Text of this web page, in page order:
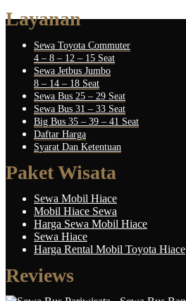
Layanan
Sewa Toyota Commuter
4 – 8 – 12 – 15 Seat
Sewa Jetbus Jumbo
8 – 14 – 18 Seat
Sewa Bus 25 – 29 Seat
Sewa Bus 31 – 33 Seat
Big Bus 35 – 39 – 41 Seat
Daftar Harga
Syarat Dan Ketentuan
Paket Wisata
Sewa Mobil Hiace
Mobil Hiace Sewa
Harga Sewa Mobil Hiace
Sewa Hiace
Harga Rental Mobil Toyota Hiace
Reviews